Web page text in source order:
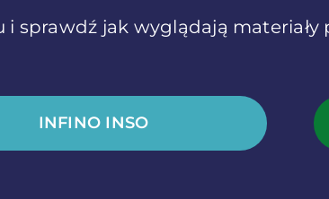
sprawdź jak wyglądają
INFINO INSO